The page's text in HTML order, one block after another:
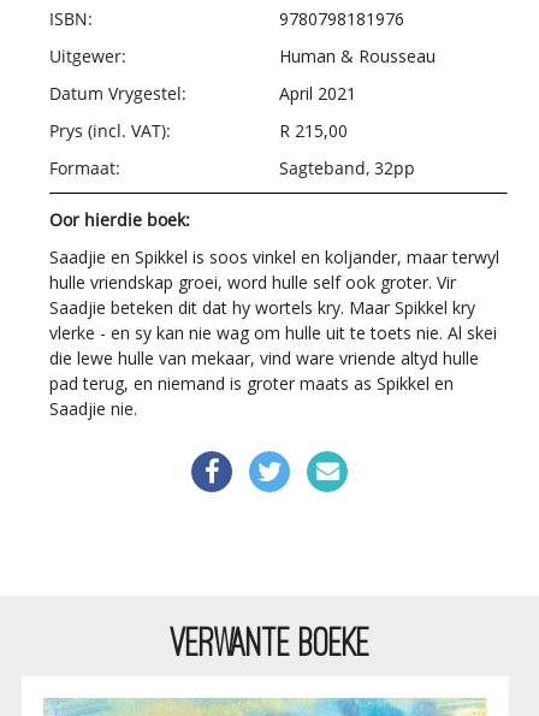
ISBN:
9780798181976
Uitgewer:
Human & Rousseau
Datum Vrygestel:
April 2021
Prys (incl. VAT):
R 215,00
Formaat:
Sagteband, 32pp
Oor hierdie boek:
Saadjie en Spikkel is soos vinkel en koljander, maar terwyl
hulle vriendskap groei, word hulle self ook groter. Vir
Saadjie beteken dit dat hy wortels kry. Maar Spikkel kry
vlerke - en sy kan nie wag om hulle uit te toets nie. Al skei
die lewe hulle van mekaar, vind ware vriende altyd hulle
pad terug, en niemand is groter maats as Spikkel en
Saadjie nie.
VERWANTE BOEKE